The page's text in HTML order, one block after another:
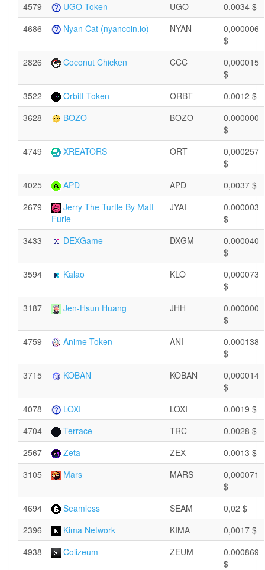
4579
UGO Token UGO
0,0034 $
4686
Nyan Cat (nyancoin.io) NYAN
0,000006
$
2826
Coconut Chicken CCC
0,000015
$
3522
Orbitt Token ORBT
0,0012 $
3628
BOZO BOZO
0,000000
$
4749
XREATORS ORT
0,000257
$
4025
APD APD
0,0037 $
2679
Jerry The Turtle By Matt
Furie
JYAI
0,000003
$
3433
DEXGame DXGM
0,000040
$
3594
Kalao KLO
0,000073
$
3187
Jen-Hsun Huang JHH
0,000000
$
4759
Anime Token ANI
0,000138
$
3715
KOBAN KOBAN
0,000014
$
4078
LOXI LOXI
0,0019 $
4704
Terrace TRC
0,0028 $
2567
Zeta ZEX
0,0013 $
3105
Mars MARS
0,000071
$
4694
Seamless SEAM
0,02 $
2396
Kima Network KIMA
0,0017 $
4938
Colizeum ZEUM
0,000869
$